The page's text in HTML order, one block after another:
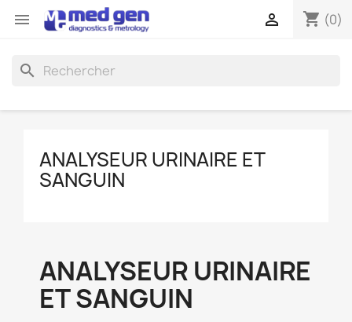
 shopping_cart (0)

search
ANALYSEUR URINAIRE ET
SANGUIN
ANALYSEUR URINAIRE
ET SANGUIN